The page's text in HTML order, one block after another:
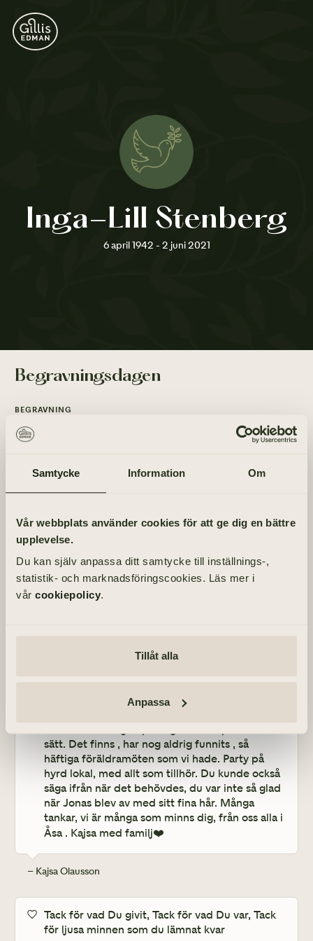
Samtycke Information Om
Vår webbplats använder cookies för att ge dig en bättre
upplevelse.
Du kan själv anpassa ditt samtycke till inställnings-,
statistik- och marknadsföringscookies. Läs mer i
vår cookiepolicy.
Tillåt alla
Anpassa
Inga-Lill Stenberg
6 april 1942 - 2 juni 2021
Begravningsdagen
BEGRAVNING
Onsdag 23 juni 2021
kl 11.00
Lennart Svegelius V 10, 412 74 Göteborg
Tänd ett ljus
Inga-Lill, jag minns dig med ett stort leende, så
trevlig samvaro, det blev nog inte så seriöst
sätt. Det finns , har nog aldrig funnits , så
häftiga föräldramöten som vi hade. Party på
hyrd lokal, med allt som tillhör. Du kunde också
säga ifrån när det behövdes, du var inte så glad
när Jonas blev av med sitt fina hår. Många
tankar, vi är många som minns dig, från oss alla i
Åsa . Kajsa med familj❤️
– Kajsa Olausson
Tack för vad Du givit, Tack för vad Du var, Tack
för ljusa minnen som du lämnat kvar